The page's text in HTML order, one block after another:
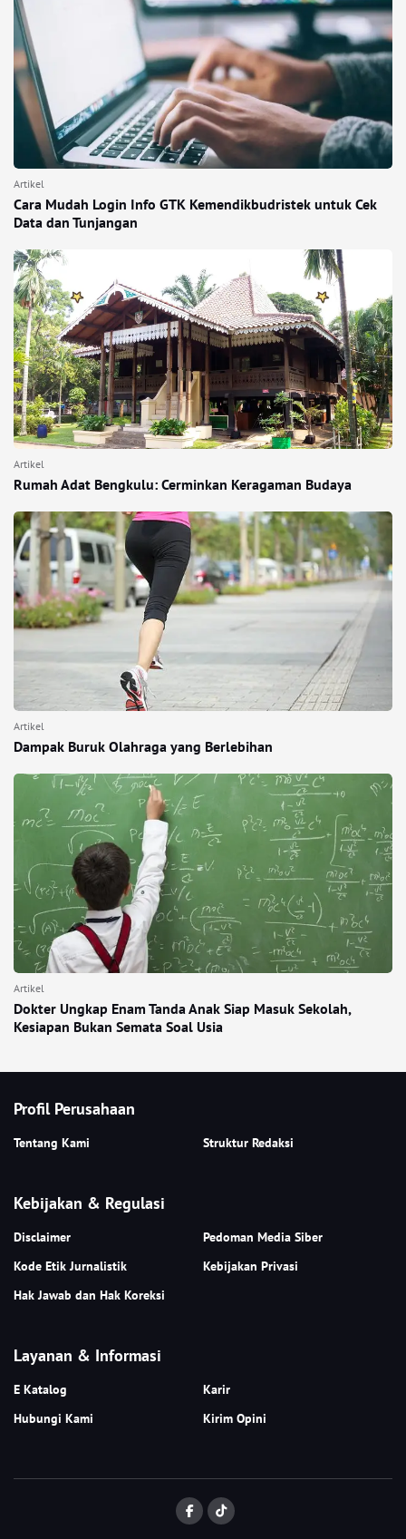
Artikel
Cara Mudah Login Info GTK Kemendikbudristek untuk Cek
Data dan Tunjangan
Artikel
Rumah Adat Bengkulu: Cerminkan Keragaman Budaya
Artikel
Dampak Buruk Olahraga yang Berlebihan
Artikel
Dokter Ungkap Enam Tanda Anak Siap Masuk Sekolah,
Kesiapan Bukan Semata Soal Usia
Profil Perusahaan
Tentang Kami Struktur Redaksi
Kebijakan & Regulasi
Disclaimer
Pedoman Media Siber
Kode Etik Jurnalistik
Kebijakan Privasi
Hak Jawab dan Hak Koreksi
Layanan & Informasi
E Katalog
Karir
Hubungi Kami
Kirim Opini